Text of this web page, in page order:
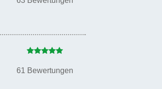
61 Bewertungen